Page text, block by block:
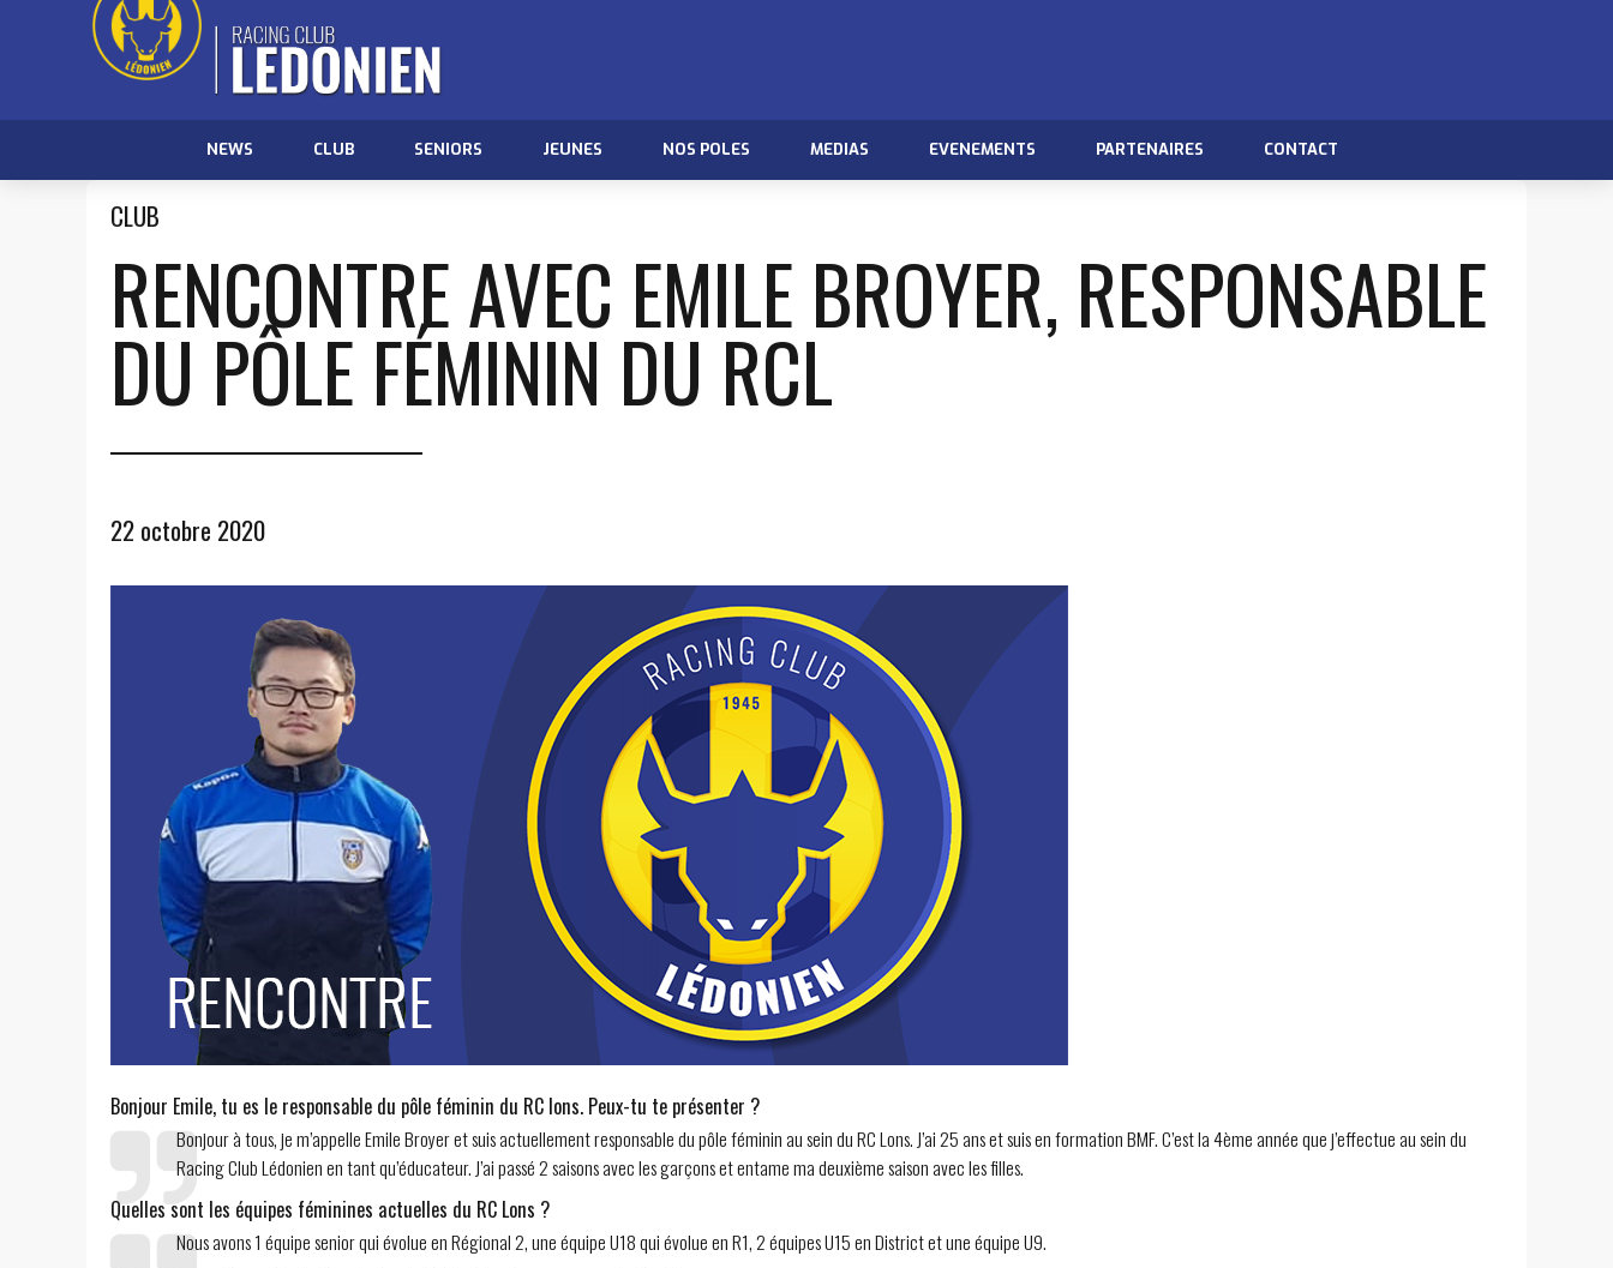
NEWS CLUB SENIORS JEUNES NOS POLES MEDIAS EVENEMENTS PARTENAIRES CONTACT
CLUB
RENCONTRE AVEC EMILE BROYER, RESPONSABLE
DU PÔLE FÉMININ DU RCL
22 octobre 2020
Bonjour Emile, tu es le responsable du pôle féminin du RC lons. Peux-tu te présenter ?
Bonjour à tous, je m’appelle Emile Broyer et suis actuellement responsable du pôle féminin au sein du RC Lons. J’ai 25 ans et suis en formation BMF. C’est la 4ème année que j’effectue au sein du
Racing Club Lédonien en tant qu’éducateur. J’ai passé 2 saisons avec les garçons et entame ma deuxième saison avec les filles.
Quelles sont les équipes féminines actuelles du RC Lons ?
Nous avons 1 équipe senior qui évolue en Régional 2, une équipe U18 qui évolue en R1, 2 équipes U15 en District et une équipe U9.